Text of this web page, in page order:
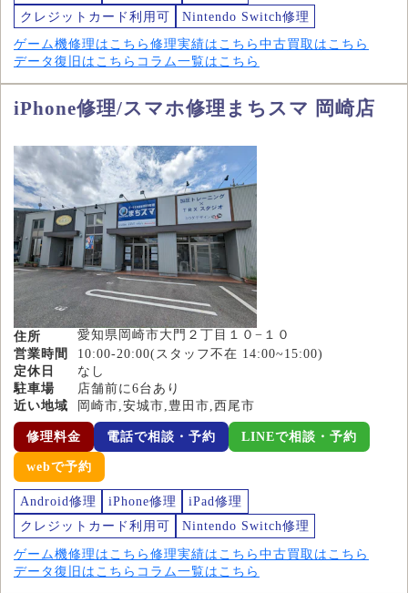
クレジットカード利用可
Nintendo Switch修理
ゲーム機修理はこちら 修理実績はこちら 中古買取はこちら
データ復旧はこちら コラム一覧はこちら
iPhone修理/スマホ修理まちスマ 岡崎店
住所
愛知県岡崎市大門２丁目１０−１０
営業時間
10:00-20:00(スタッフ不在 14:00~15:00)
定休日
なし
駐車場
店舗前に6台あり
近い地域
岡崎市,安城市,豊田市,西尾市
修理料金 電話で相談・予約 LINEで相談・予約
webで予約
Android修理 iPhone修理
iPad修理
クレジットカード利用可
Nintendo Switch修理
ゲーム機修理はこちら 修理実績はこちら 中古買取はこちら
データ復旧はこちら コラム一覧はこちら